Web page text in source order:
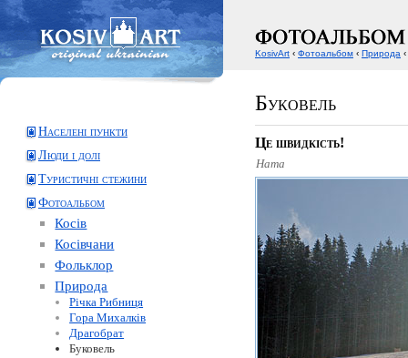
Буковель
Населені пункти
Люди і долі
Туристичні стежини
Фотоальбом
Косів
Косівчани
Фольклор
Природа
Річка Рибниця
Гора Михалків
Драгобрат
Буковель
Це швидкість!
Ната
KosivArt ‹ Фотоальбом ‹ Природа